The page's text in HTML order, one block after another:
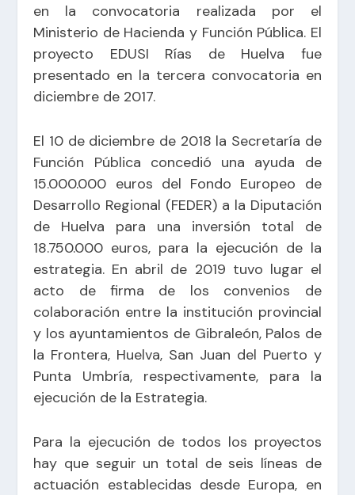
en la convocatoria realizada por el
Ministerio de Hacienda y Función Pública. El
proyecto EDUSI Rías de Huelva fue
presentado en la tercera convocatoria en
diciembre de 2017.
El 10 de diciembre de 2018 la Secretaría de
Función Pública concedió una ayuda de
15.000.000 euros del Fondo Europeo de
Desarrollo Regional (FEDER) a la Diputación
de Huelva para una inversión total de
18.750.000 euros, para la ejecución de la
estrategia. En abril de 2019 tuvo lugar el
acto de firma de los convenios de
colaboración entre la institución provincial
y los ayuntamientos de Gibraleón, Palos de
la Frontera, Huelva, San Juan del Puerto y
Punta Umbría, respectivamente, para la
ejecución de la Estrategia.
Para la ejecución de todos los proyectos
hay que seguir un total de seis líneas de
actuación establecidas desde Europa, en